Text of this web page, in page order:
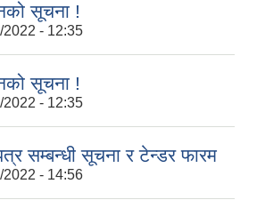
सूचना !
2022 - 12:35
सूचना !
2022 - 12:35
सम्बन्धी सूचना र टेन्डर फारम
2022 - 14:56